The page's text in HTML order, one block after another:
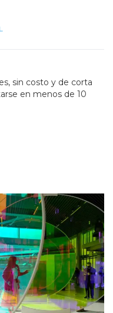
sin costo y de corta
en menos de 10